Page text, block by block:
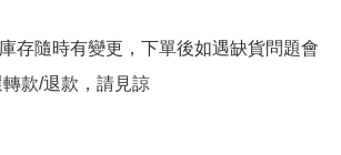
存隨時有變更，下單後如遇缺貨問題會
款/退款，請見諒